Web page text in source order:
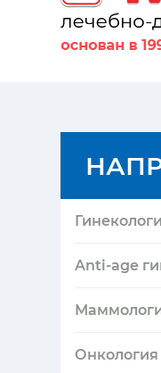
Anti-age
Онкология